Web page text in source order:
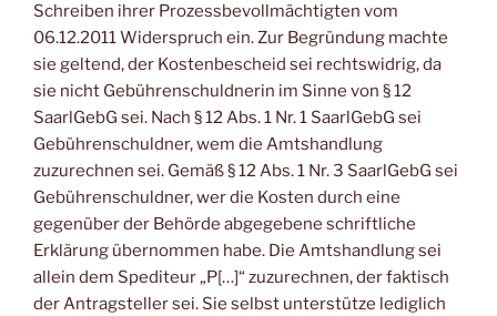
Schreiben ihrer Prozessbevollmächtigten vom
06.12.2011 Widerspruch ein. Zur Begründung machte
sie geltend, der Kostenbescheid sei rechtswidrig, da
sie nicht Gebührenschuldnerin im Sinne von § 12
SaarlGebG sei. Nach § 12 Abs. 1 Nr. 1 SaarlGebG sei
Gebührenschuldner, wem die Amtshandlung
zuzurechnen sei. Gemäß § 12 Abs. 1 Nr. 3 SaarlGebG sei
Gebührenschuldner, wer die Kosten durch eine
gegenüber der Behörde abgegebene schriftliche
Erklärung übernommen habe. Die Amtshandlung sei
allein dem Spediteur „P[…]“ zuzurechnen, der faktisch
der Antragsteller sei. Sie selbst unterstütze lediglich